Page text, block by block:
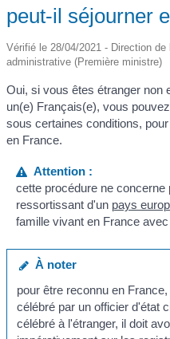
peut-il séjourner
Vérifié le 28/04/2021 - Direction
administrative (Première ministre)
Oui, si vous êtes étranger non
un(e) Français(e), vous
sous certaines conditions,
en France.
Attention :
cette procédure ne concerne
ressortissant d'un pays
famille vivant en France avec
À noter
pour être reconnu en
célébré par un officier d'état
célébré à l'étranger, il doit